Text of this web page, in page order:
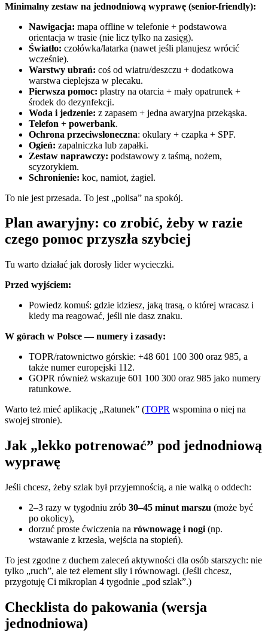
Minimalny zestaw na jednodniową wyprawę (senior-friendly):
Nawigacja: mapa offline w telefonie + podstawowa
orientacja w trasie (nie licz tylko na zasięg).
Światło: czołówka/latarka (nawet jeśli planujesz wrócić
wcześnie).
Warstwy ubrań: coś od wiatru/deszczu + dodatkowa
warstwa cieplejsza w plecaku.
Pierwsza pomoc: plastry na otarcia + mały opatrunek +
środek do dezynfekcji.
Woda i jedzenie: z zapasem + jedna awaryjna przekąska.
Telefon + powerbank.
Ochrona przeciwsłoneczna: okulary + czapka + SPF.
Ogień: zapalniczka lub zapałki.
Zestaw naprawczy: podstawowy z taśmą, nożem,
scyzorykiem.
Schronienie: koc, namiot, żagiel.
To nie jest przesada. To jest „polisa” na spokój.
Plan awaryjny: co zrobić, żeby w razie
czego pomoc przyszła szybciej
Tu warto działać jak dorosły lider wycieczki.
Przed wyjściem:
Powiedz komuś: gdzie idziesz, jaką trasą, o której wracasz i
kiedy ma reagować, jeśli nie dasz znaku.
W górach w Polsce — numery i zasady:
TOPR/ratownictwo górskie: +48 601 100 300 oraz 985, a
także numer europejski 112.
GOPR również wskazuje 601 100 300 oraz 985 jako numery
ratunkowe.
Warto też mieć aplikację „Ratunek” (TOPR wspomina o niej na
swojej stronie).
Jak „lekko potrenować” pod jednodniową
wyprawę
Jeśli chcesz, żeby szlak był przyjemnością, a nie walką o oddech:
2–3 razy w tygodniu zrób 30–45 minut marszu (może być
po okolicy),
dorzuć proste ćwiczenia na równowagę i nogi (np.
wstawanie z krzesła, wejścia na stopień).
To jest zgodne z duchem zaleceń aktywności dla osób starszych: nie
tylko „ruch”, ale też element siły i równowagi. (Jeśli chcesz,
przygotuję Ci mikroplan 4 tygodnie „pod szlak”.)
Checklista do pakowania (wersja
jednodniowa)